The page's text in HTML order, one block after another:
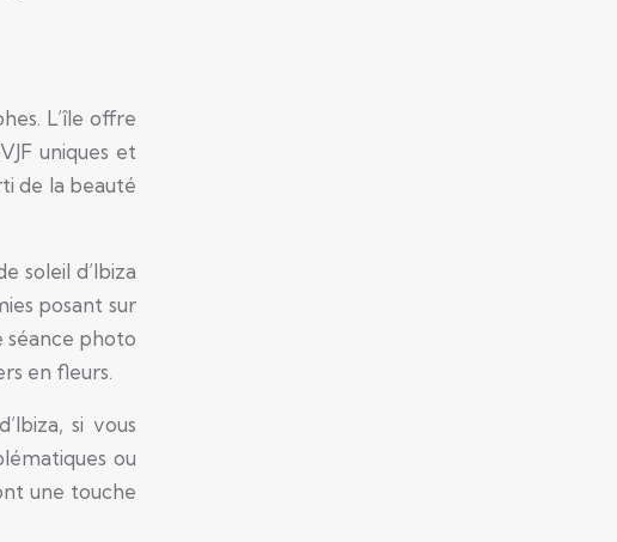
L’île offre
uniques et
de la beauté
soleil d’Ibiza
posant sur
séance photo
en fleurs.
si vous
ou
une touche